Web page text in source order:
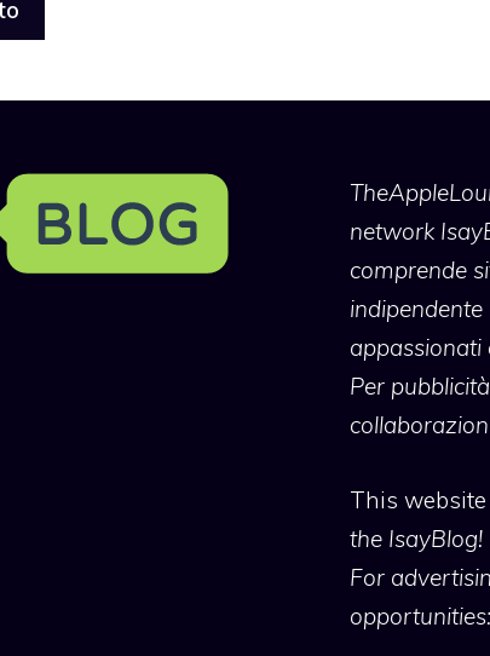
network
comprende
appassionati
Per
This website
the
For
opportunities: